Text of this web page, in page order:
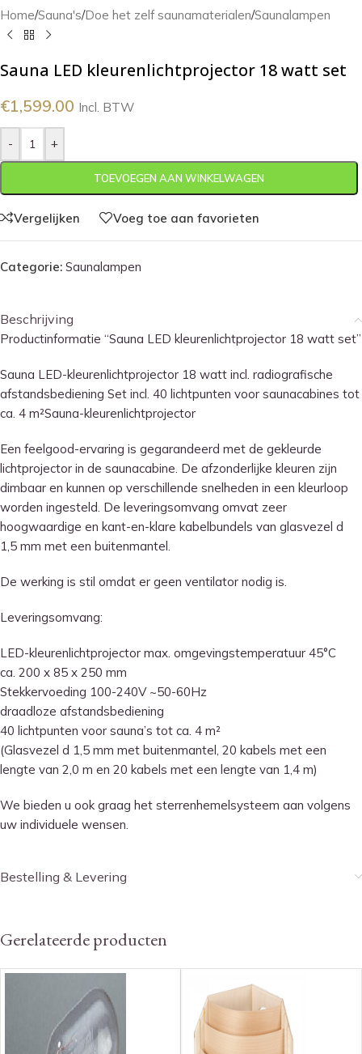
Home/Sauna's/Doe het zelf saunamaterialen/Saunalampen
Sauna LED kleurenlichtprojector 18 watt set
€1,599.00 Incl. BTW
- +
TOEVOEGEN AAN WINKELWAGEN
Vergelijken Voeg toe aan favorieten
Categorie: Saunalampen
Beschrijving
Productinformatie “Sauna LED kleurenlichtprojector 18 watt set”
Sauna LED-kleurenlichtprojector 18 watt incl. radiografische
afstandsbediening Set incl. 40 lichtpunten voor saunacabines tot
ca. 4 m²Sauna-kleurenlichtprojector
Een feelgood-ervaring is gegarandeerd met de gekleurde
lichtprojector in de saunacabine. De afzonderlijke kleuren zijn
dimbaar en kunnen op verschillende snelheden in een kleurloop
worden ingesteld. De leveringsomvang omvat zeer
hoogwaardige en kant-en-klare kabelbundels van glasvezel d
1,5 mm met een buitenmantel.
De werking is stil omdat er geen ventilator nodig is.
Leveringsomvang:
LED-kleurenlichtprojector max. omgevingstemperatuur 45°C
ca. 200 x 85 x 250 mm
Stekkervoeding 100-240V ~50-60Hz
draadloze afstandsbediening
40 lichtpunten voor sauna’s tot ca. 4 m²
(Glasvezel d 1,5 mm met buitenmantel, 20 kabels met een
lengte van 2,0 m en 20 kabels met een lengte van 1,4 m)
We bieden u ook graag het sterrenhemelsysteem aan volgens
uw individuele wensen.
Bestelling & Levering
Gerelateerde producten